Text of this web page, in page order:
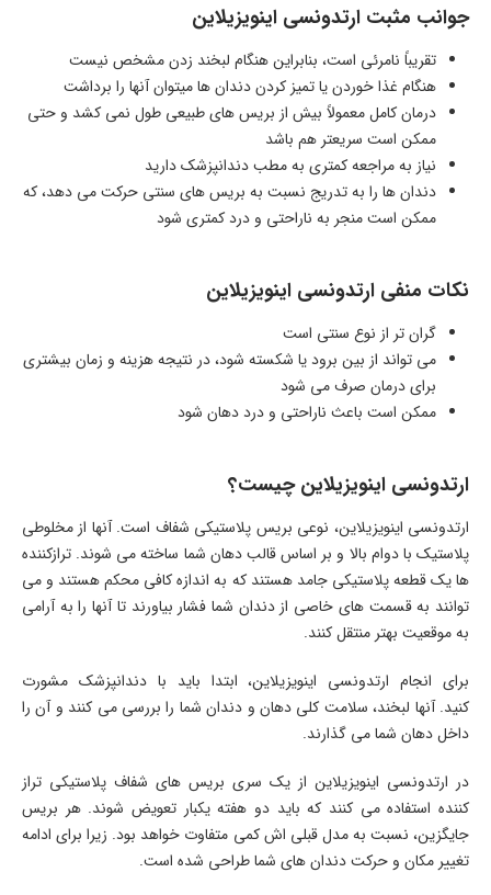
جوانب مثبت ارتدونسی اینویزیلاین
تقریباً نامرئی است، بنابراین هنگام لبخند زدن مشخص نیست
هنگام غذا خوردن یا تمیز کردن دندان ها میتوان آنها را برداشت
درمان کامل معمولاً بیش از بریس های طبیعی طول نمی کشد و حتی
ممکن است سریعتر هم باشد
نیاز به مراجعه کمتری به مطب دندانپزشک دارید
دندان ها را به تدریج نسبت به بریس های سنتی حرکت می دهد، که
ممکن است منجر به ناراحتی و درد کمتری شود
نکات منفی ارتدونسی اینویزیلاین
گران تر از نوع سنتی است
می تواند از بین برود یا شکسته شود، در نتیجه هزینه و زمان بیشتری
برای درمان صرف می شود
ممکن است باعث ناراحتی و درد دهان شود
ارتدونسی اینویزیلاین چیست؟
ارتدونسی اینویزیلاین، نوعی بریس پلاستیکی شفاف است. آنها از مخلوطی
پلاستیک با دوام بالا و بر اساس قالب دهان شما ساخته می شوند. ترازکننده
ها یک قطعه پلاستیکی جامد هستند که به اندازه کافی محکم هستند و می
توانند به قسمت های خاصی از دندان شما فشار بیاورند تا آنها را به آرامی
به موقعیت بهتر منتقل کنند.
برای انجام ارتدونسی اینویزیلاین، ابتدا باید با دندانپزشک مشورت
کنید. آنها لبخند، سلامت کلی دهان و دندان شما را بررسی می کنند و آن را
داخل دهان شما می گذارند.
در ارتدونسی اینویزیلاین از یک سری بریس های شفاف پلاستیکی تراز
کننده استفاده می کنند که باید دو هفته یکبار تعویض شوند. هر بریس
جایگزین، نسبت به مدل قبلی اش کمی متفاوت خواهد بود. زیرا برای ادامه
تغییر مکان و حرکت دندان های شما طراحی شده است.